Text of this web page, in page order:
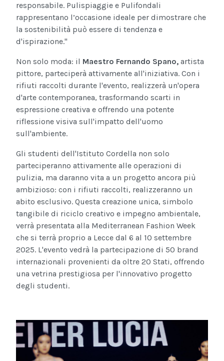
responsabile. Pulispiaggie e Pulifondali
rappresentano l’occasione ideale per dimostrare che
la sostenibilità può essere di tendenza e
d'ispirazione."
Non solo moda: il Maestro Fernando Spano, artista
pittore, parteciperà attivamente all'iniziativa. Con i
rifiuti raccolti durante l'evento, realizzerà un'opera
d'arte contemporanea, trasformando scarti in
espressione creativa e offrendo una potente
riflessione visiva sull'impatto dell'uomo
sull'ambiente.
Gli studenti dell'Istituto Cordella non solo
parteciperanno attivamente alle operazioni di
pulizia, ma daranno vita a un progetto ancora più
ambizioso: con i rifiuti raccolti, realizzeranno un
abito esclusivo. Questa creazione unica, simbolo
tangibile di riciclo creativo e impegno ambientale,
verrà presentata alla Mediterranean Fashion Week
che si terrà proprio a Lecce dal 6 al 10 settembre
2025. L'evento vedrà la partecipazione di 50 brand
internazionali provenienti da oltre 20 Stati, offrendo
una vetrina prestigiosa per l'innovativo progetto
degli studenti.